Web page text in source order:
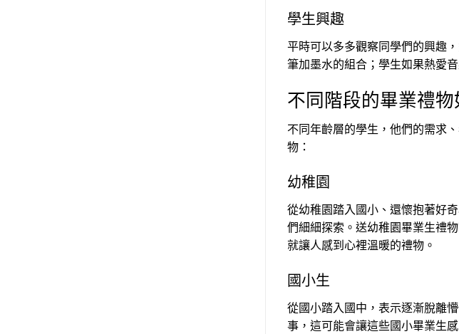
學生興趣
平時可以多多觀察同學們的興趣
筆加墨水的組合；學生如果熱愛
不同階段的畢業禮
不同年齡層的學生，他們的需求
物：
幼稚園
從幼稚園踏入國小、還懷抱著好
們細細探索。送幼稚園畢業生禮
就讓人感到心裡溫暖的禮物。
國小生
從國小踏入國中，表示逐漸脫離
事，這可能會讓這些國小畢業生